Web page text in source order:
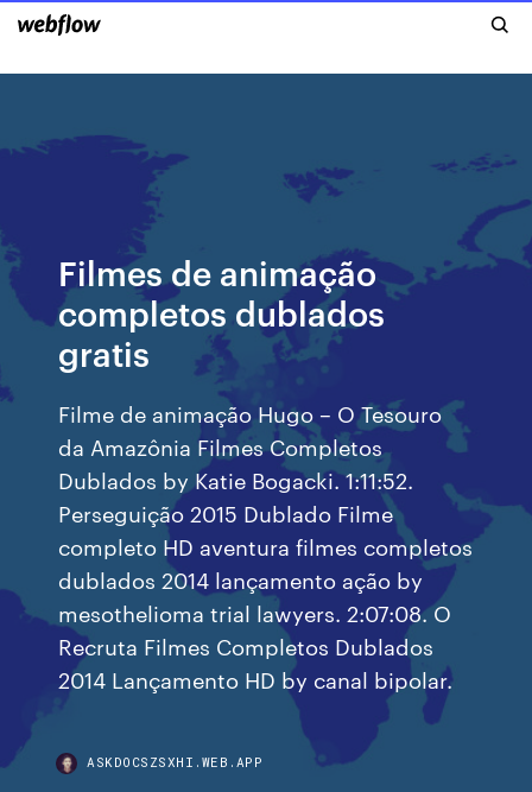
Filmes de animação
completos dublados
gratis
Filme de animação Hugo – O Tesouro
da Amazônia Filmes Completos
Dublados by Katie Bogacki. 1:11:52.
Perseguição 2015 Dublado Filme
completo HD aventura filmes completos
dublados 2014 lançamento ação by
mesothelioma trial lawyers. 2:07:08. O
Recruta Filmes Completos Dublados
2014 Lançamento HD by canal bipolar.
ASKDOCSZSXHI.WEB.APP